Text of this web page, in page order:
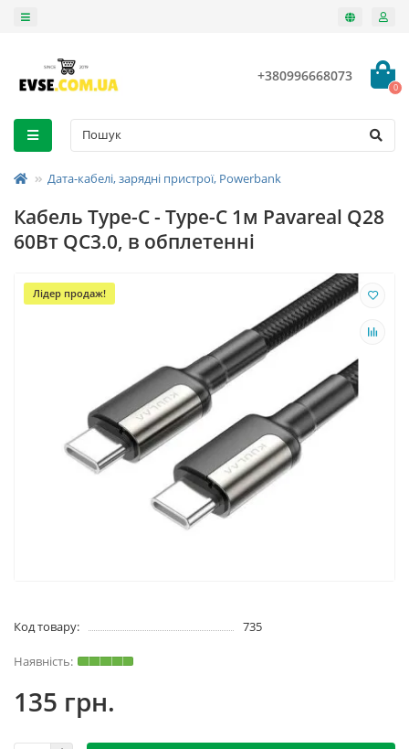
+380996668073
0
Дата-кабелі, зарядні пристрої, Powerbank
Кабель Type-C - Type-C 1м Pavareal Q28
60Вт QC3.0, в обплетенні
Лідер продаж!
Код товару: 735
135 грн.